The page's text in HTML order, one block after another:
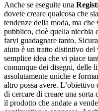
Anche se eseguite una
dovete creare qualcosa che
tendenze della moda, ma che
pubblico, cioè quella nicchia
farvi guadagnare tanto.
aiuto è un tratto distintivo del
semplice idea che vi piace
comunque dei disegni, delle
assolutamente uniche e
altro possa avere.
di cercare di creare una
il prodotto che andate a